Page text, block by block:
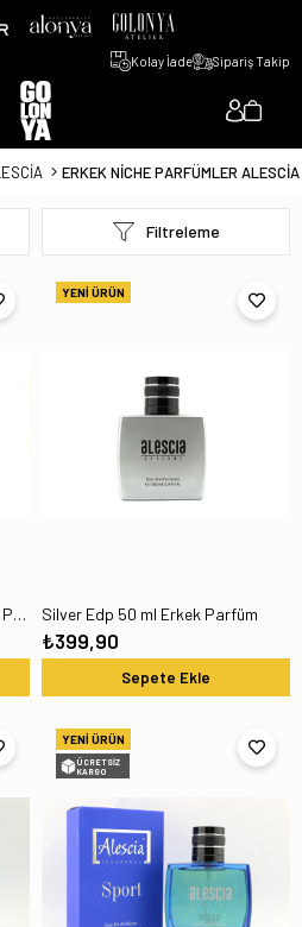
Kolay İade Sipariş Takip
ERKEK NİCHE PARFÜMLER ALESCİA
Filtreleme
Silver Pour Homme Edp 100 ml Parfüm Silver Edp 50 ml Erkek Parfüm
₺399,90
Sepete Ekle
YENI ÜRÜN
YENI ÜRÜN
ÜCRETSIZ
KARGO